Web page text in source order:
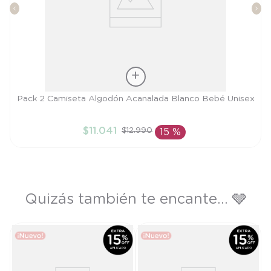
Talla
AÑADIR AL CARRITO
Pack 2 Camiseta Algodón Acanalada Blanco Bebé Unisex
$11 .041 $12.990 15 %
Quizás también te encante... 🩶